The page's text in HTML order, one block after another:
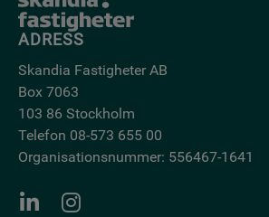
ADRESS
Skandia Fastigheter AB
Box 7063
103 86 Stockholm
Telefon 08-573 655 00
Organisationsnummer: 556467-1641